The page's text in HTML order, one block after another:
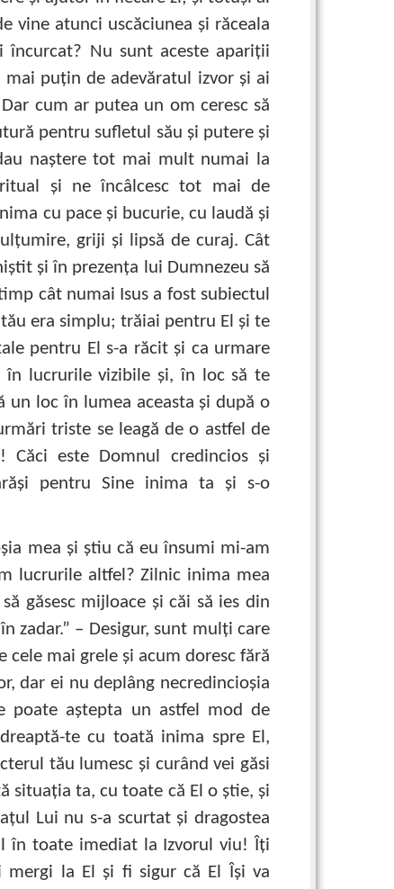
vine atunci uscăciunea şi răceala
Nu sunt aceste apariţii
puţin de adevăratul izvor şi ai
cum ar putea un om ceresc să
pentru sufletul său şi putere şi
naştere tot mai mult numai la
şi ne încâlcesc tot mai de
cu pace şi bucurie, cu laudă şi
griji şi lipsă de curaj. Cât
şi în prezenţa lui Dumnezeu să
cât numai Isus a fost subiectul
era simplu; trăiai pentru El şi te
pentru El s-a răcit şi ca urmare
lucrurile vizibile şi, în loc să te
un loc în lumea aceasta şi după o
triste se leagă de o astfel de
este Domnul credincios şi
pentru Sine inima ta şi s-o
mea şi ştiu că eu însumi mi-am
lucrurile altfel? Zilnic inima mea
găsesc mijloace şi căi să ies din
zadar.” – Desigur, sunt mulţi care
mai grele şi acum doresc fără
dar ei nu deplâng necredincioşia
poate aştepta un astfel mod de
te cu toată inima spre El,
tău lumesc şi curând vei găsi
situaţia ta, cu toate că El o ştie, şi
Lui nu s-a scurtat şi dragostea
în toate imediat la Izvorul viu! Îţi
la El şi fi sigur că El Îşi va